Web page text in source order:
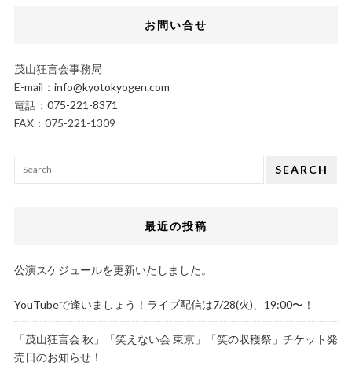
お問い合せ
茂山狂言会事務局
E-mail： info@kyotokyogen.com
電話： 075-221-8371
FAX：075-221-1309
SEARCH
最近の投稿
公演スケジュールを更新いたしました。
YouTubeで逢いましょう！ライブ配信は7/28(火)、19:00〜！
「茂山狂言会 秋」「笑えない会 東京」「笑の収穫祭」チケット発
売日のお知らせ！